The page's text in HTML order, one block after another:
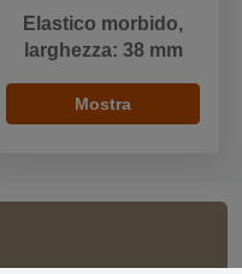
Elastico morbido,
larghezza: 38 mm
Mostra